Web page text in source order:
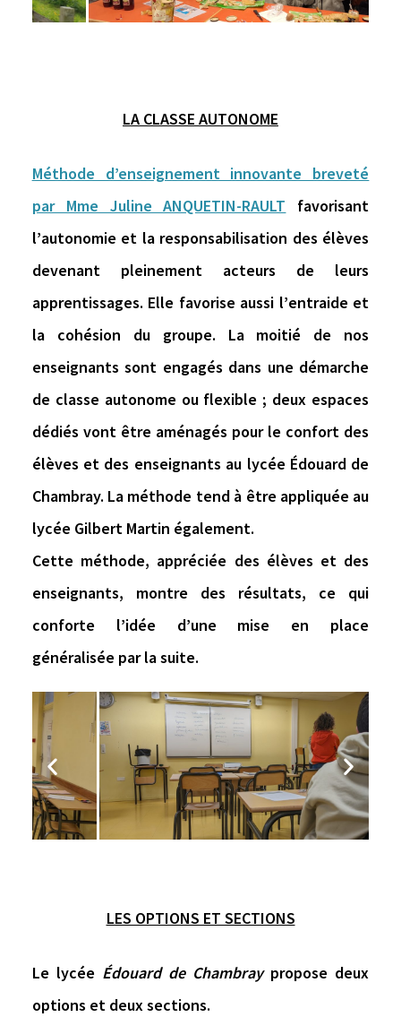
LA CLASSE AUTONOME
Méthode d’enseignement innovante breveté
par Mme Juline ANQUETIN-RAULT favorisant
l’autonomie et la responsabilisation des élèves
devenant pleinement acteurs de leurs
apprentissages. Elle favorise aussi l’entraide et
la cohésion du groupe. La moitié de nos
enseignants sont engagés dans une démarche
de classe autonome ou flexible ; deux espaces
dédiés vont être aménagés pour le confort des
élèves et des enseignants au lycée Édouard de
Chambray. La méthode tend à être appliquée au
lycée Gilbert Martin également.
Cette méthode, appréciée des élèves et des
enseignants, montre des résultats, ce qui
conforte l’idée d’une mise en place
généralisée par la suite.
LES OPTIONS ET SECTIONS
Le lycée Édouard de Chambraypropose deux
options et deux sections.